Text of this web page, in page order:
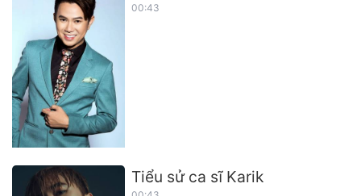
00:43
Tiểu sử ca sĩ Karik